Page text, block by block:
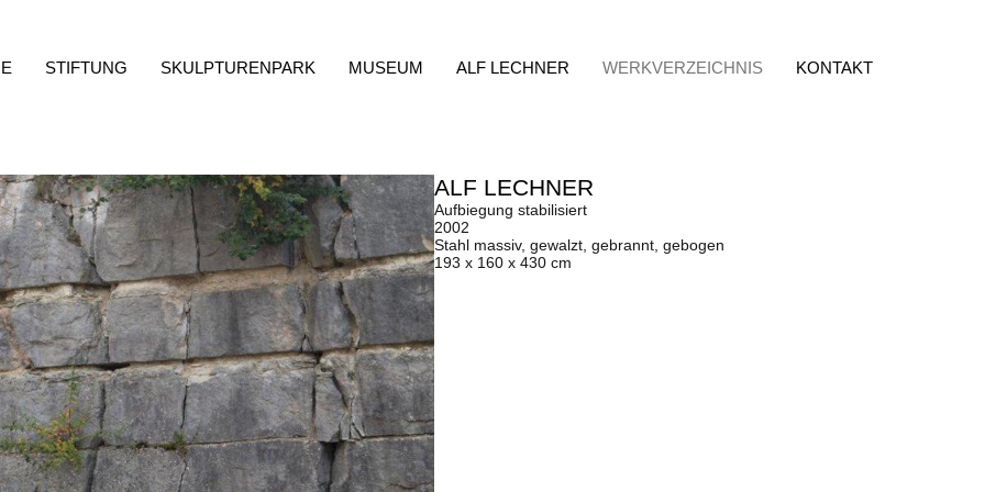
STIFTUNG SKULPTURENPARK MUSEUM ALF LECHNER WERKVERZEICHNIS KONTAKT
ALF LECHNER
Aufbiegung stabilisiert
2002
Stahl massiv, gewalzt, gebrannt, gebogen
193 x 160 x 430 cm